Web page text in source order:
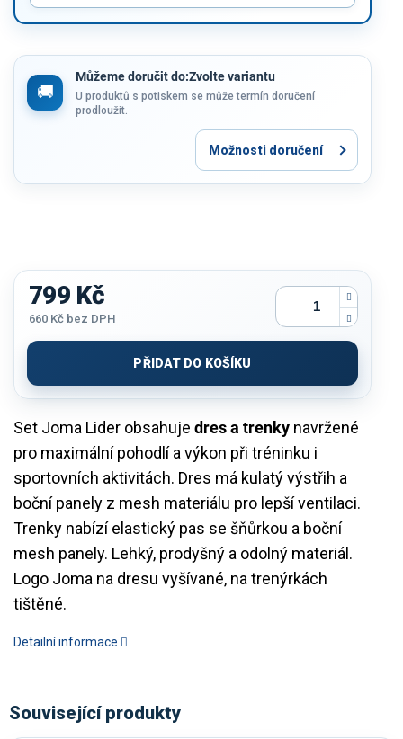
Můžeme doručit do:Zvolte variantu
U produktů s potiskem se může termín doručení
prodloužit.
Možnosti doručení
Set Joma Lider obsahuje dres a trenky navržené
pro maximální pohodlí a výkon při tréninku i
sportovních aktivitách. Dres má kulatý výstřih a
boční panely z mesh materiálu pro lepší ventilaci.
Trenky nabízí elastický pas se šňůrkou a boční
mesh panely. Lehký, prodyšný a odolný materiál.
Logo Joma na dresu vyšívané, na trenýrkách
tištěné.
Detailní informace
799 Kč
660 Kč bez DPH
cena:
PŘIDAT DO KOŠÍKU
Související produkty